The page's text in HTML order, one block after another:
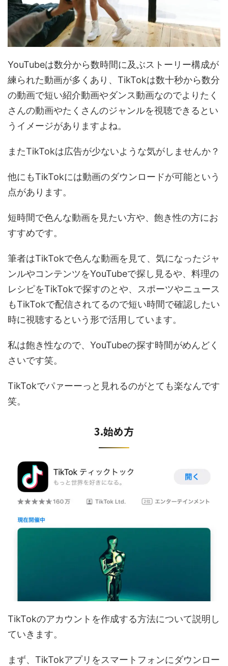
YouTubeは数分から数時間に及ぶストーリー構成が
練られた動画が多くあり、TikTokは数十秒から数分
の動画で短い紹介動画やダンス動画なのでよりたく
さんの動画やたくさんのジャンルを視聴できるとい
うイメージがありますよね。
またTikTokは広告が少ないような気がしませんか？
他にもTikTokには動画のダウンロードが可能という
点があります。
短時間で色んな動画を見たい方や、飽き性の方にお
すすめです。
筆者はTikTokで色んな動画を見て、気になったジャ
ンルやコンテンツをYouTubeで探し見るや、料理の
レシピをTikTokで探すのとや、スポーツやニュース
もTikTokで配信されてるので短い時間で確認したい
時に視聴するという形で活用しています。
私は飽き性なので、YouTubeの探す時間がめんどく
さいです笑。
TikTokでパァーーっと見れるのがとても楽なんです
笑。
3.始め方
TikTokのアカウントを作成する方法について説明し
ていきます。
まず、TikTokアプリをスマートフォンにダウンロー